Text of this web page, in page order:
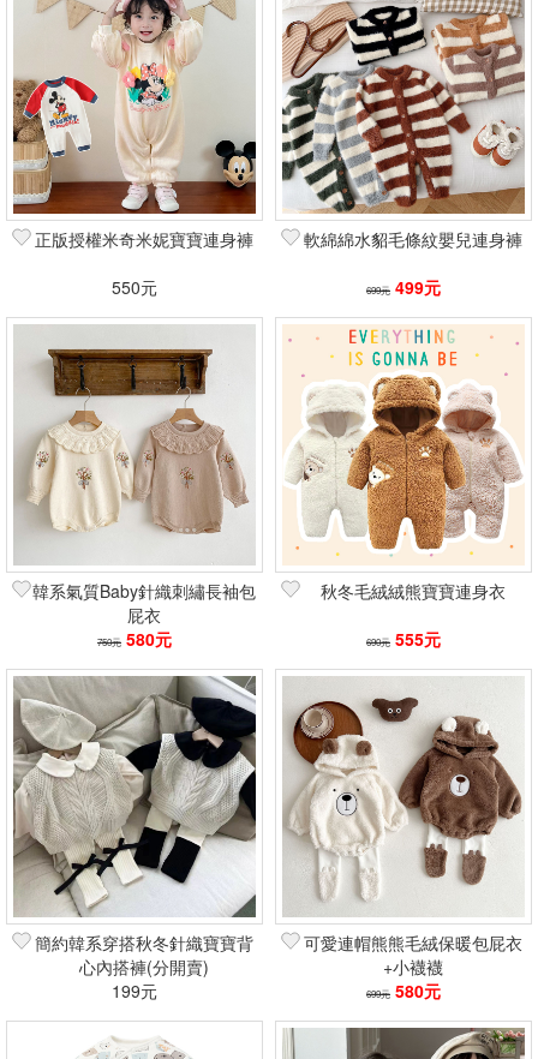
正版授權米奇米妮寶寶連身褲
550元
軟綿綿水貂毛條紋嬰兒連身褲
699元 499元
韓系氣質Baby針織刺繡長袖包
屁衣
750元 580元
秋冬毛絨絨熊寶寶連身衣
690元 555元
簡約韓系穿搭秋冬針織寶寶背
心內搭褲(分開賣)
199元
可愛連帽熊熊毛絨保暖包屁衣
+小襪襪
699元 580元